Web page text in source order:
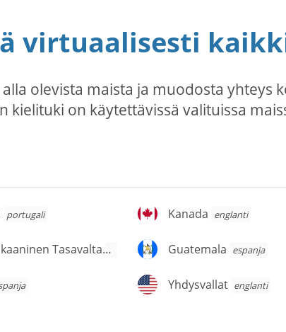
virtuaalisesti
olevista maista ja muodosta yhteys
kielituki on käytettävissä valituissa
portugali Kanada
Kanada englanti
Dominikaaninen Tasavaltaespanja Guatemala
Guatemala espanja
Yhdysvallat
Yhdysvallat englanti